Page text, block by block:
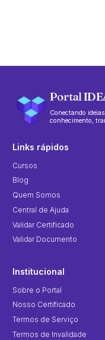
Portal
Conectando
conhecimento,
Links rápidos
Cursos
Blog
Quem Somos
Central de Ajuda
Validar Certificado
Validar Documento
Institucional
Sobre o Portal
Nosso Certificado
Termos de Serviço
Termos de Invalidade